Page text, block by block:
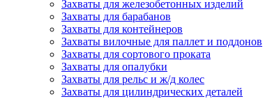
Захваты для железобетонных изделий
Захваты для барабанов
Захваты для контейнеров
Захваты вилочные для паллет и поддонов
Захваты для сортового проката
Захваты для опалубки
Захваты для рельс и ж/д колес
Захваты для цилиндрических деталей